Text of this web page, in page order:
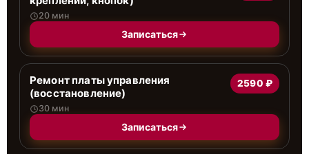
20 мин
Записаться
Ремонт платы управления
(восстановление)
30 мин
2590 ₽
Записаться